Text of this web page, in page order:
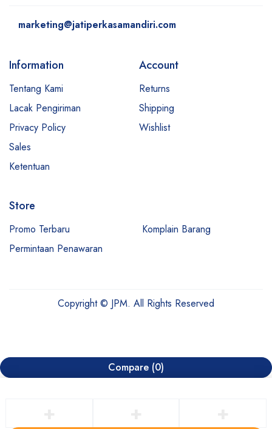
marketing@jatiperkasamandiri.com
Information
Tentang Kami
Lacak Pengiriman
Privacy Policy
Sales
Ketentuan
Account
Returns
Shipping
Wishlist
Store
Promo Terbaru
Komplain Barang
Permintaan Penawaran
Copyright © JPM. All Rights Reserved
Compare (0)